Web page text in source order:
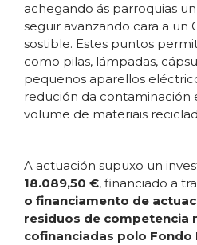
achegando ás parroquias
seguir avanzando cara a un
sostible. Estes puntos
como pilas, lámpadas,
pequenos aparellos
redución da contaminación
volume de materiais
A actuación supuxo un
18.089,50 €, financiado a
o financiamento de
residuos de competencia
cofinanciadas polo Fondo